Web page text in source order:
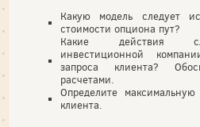
Какую модель следует
стоимости опциона пут?
Какие действия
инвестиционной
запроса клиента?
расчетами.
Определите
клиента.